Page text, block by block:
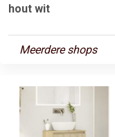
hout wit
Meerdere shops